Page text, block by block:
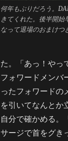
何年もぶりだろう。
きてくれた。後半開始
なって退場のおまけつ
た。「あっ！やっ
フォワードメンバ
ったフォワードの
を引いてなんとか
自分で確かめる。
サージで首をグき